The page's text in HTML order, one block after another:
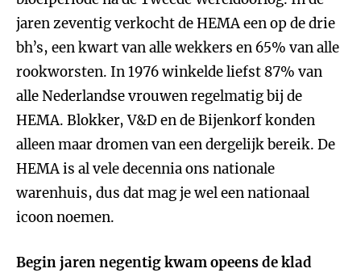
jaren zeventig verkocht de HEMA een op de drie
bh’s, een kwart van alle wekkers en 65% van alle
rookworsten. In 1976 winkelde liefst 87% van
alle Nederlandse vrouwen regelmatig bij de
HEMA. Blokker, V&D en de Bijenkorf konden
alleen maar dromen van een dergelijk bereik. De
HEMA is al vele decennia ons nationale
warenhuis, dus dat mag je wel een nationaal
icoon noemen.
Begin jaren negentig kwam opeens de klad